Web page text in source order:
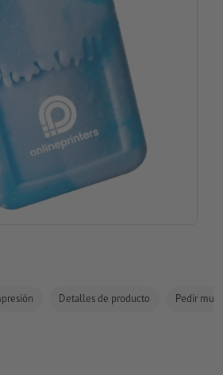
Detalles de producto Pedir
de favoritos